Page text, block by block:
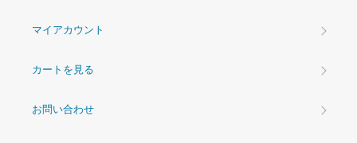
マイアカウント
カートを見る
お問い合わせ